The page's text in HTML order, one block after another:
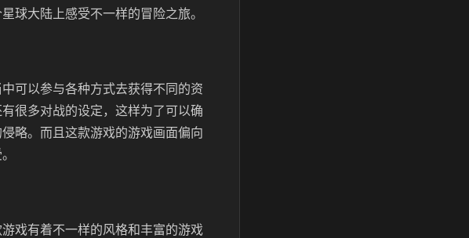
球大陆上感受不一样的冒险之旅。
可以参与各种方式去获得不同的资
很多对战的设定，这样为了可以确
略。而且这款游戏的游戏画面偏向
戏有着不一样的风格和丰富的游戏